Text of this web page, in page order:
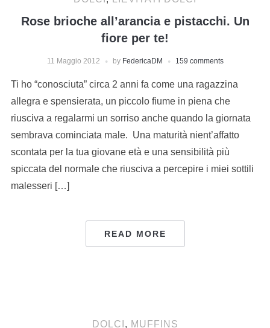
Rose brioche all’arancia e pistacchi. Un
fiore per te!
11 Maggio 2012 by FedericaDM 159 comments
Ti ho “conosciuta” circa 2 anni fa come una ragazzina
allegra e spensierata, un piccolo fiume in piena che
riusciva a regalarmi un sorriso anche quando la giornata
sembrava cominciata male. Una maturità nient’affatto
scontata per la tua giovane età e una sensibilità più
spiccata del normale che riusciva a percepire i miei sottili
malesseri […]
READ MORE
DOLCI , MUFFINS